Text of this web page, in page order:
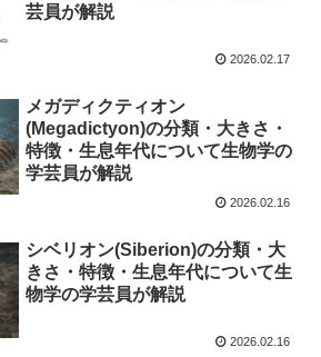
芸員が解説
2026.02.17
メガディクティオン
(Megadictyon)の分類・大きさ・
特徴・生息年代について生物学の
学芸員が解説
2026.02.16
シベリオン(Siberion)の分類・大
きさ・特徴・生息年代について生
物学の学芸員が解説
2026.02.16